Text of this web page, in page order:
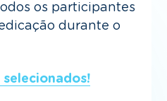
os participantes
durante o